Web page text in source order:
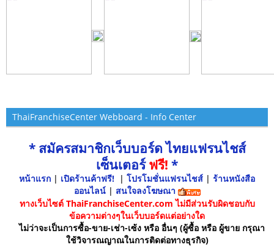
ThaiFranchiseCenter Webboard - Info Center
* สมัครสมาชิกเว็บบอร์ด ไทยแฟรนไชส์
เซ็นเตอร์ฟรี! *
หน้าแรก | เปิดร้านค้าฟรี! | โปรโมชั่นแฟรนไชส์ | ร้านหนังสือ
ออนไลน์ | สนใจลงโฆษณา
ทางเว็บไซต์ ThaiFranchiseCenter.com ไม่มีส่วนรับผิดชอบกับ
ข้อความต่างๆในเว็บบอร์ดแต่อย่างใด
ไม่ว่าจะเป็นการซื้อ-ขาย-เช่า-เซ้ง หรือ อื่นๆ (ผู้ซื้อ หรือ ผู้ขาย กรุณา
ใช้วิจารณญาณในการติดต่อทางธุรกิจ)